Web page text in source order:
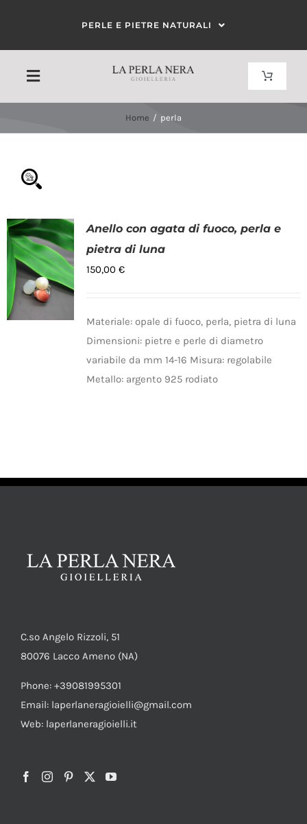
contenuto
PERLE E PIETRE NATURALI
Toggle
Navigation
HOME
PRODOTTI
Toggle
Home perla
Filtra per colore
Categorie prodotto
(1)
(1)
Anello con agata di fuoco, perla e
pietra di luna
150,00 €
Materiale: opale di fuoco, perla, pietra di luna
Dimensioni: pietre e perle di diametro
variabile da mm 14-16 Misura: regolabile
Metallo: argento 925 rodiato
C.so Angelo Rizzoli, 51
80076 Lacco Ameno (NA)
Phone: +39081995301
Email: laperlaneragioielli@gmail.com
Web: laperlaneragioielli.it